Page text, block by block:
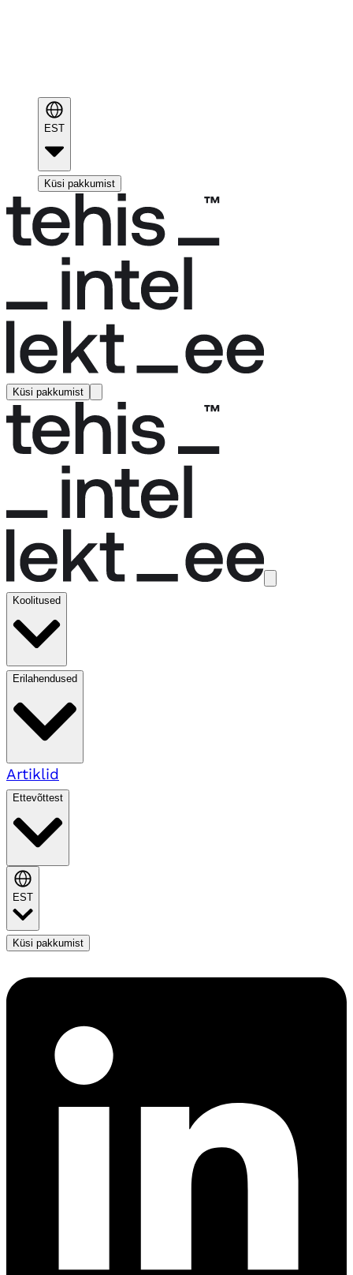
EST
Küsi pakkumist
Küsi pakkumist
Koolitused
Erilahendused
Artiklid
Ettevõttest
EST
Küsi pakkumist